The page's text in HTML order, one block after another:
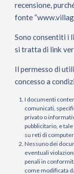
recensione,
fonte
Sono consentiti i
si tratta di link
Il permesso di
concesso a
I documenti
comunicati,
privato o
pubblicitario, e
su reti di
Nessuno dei
eventuali
penali in
come modificata